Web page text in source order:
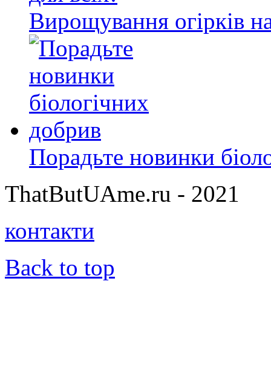
Вирощування огірків
Порадьте новинки
ThatButUAme.ru - 2021
контакти
Back to top